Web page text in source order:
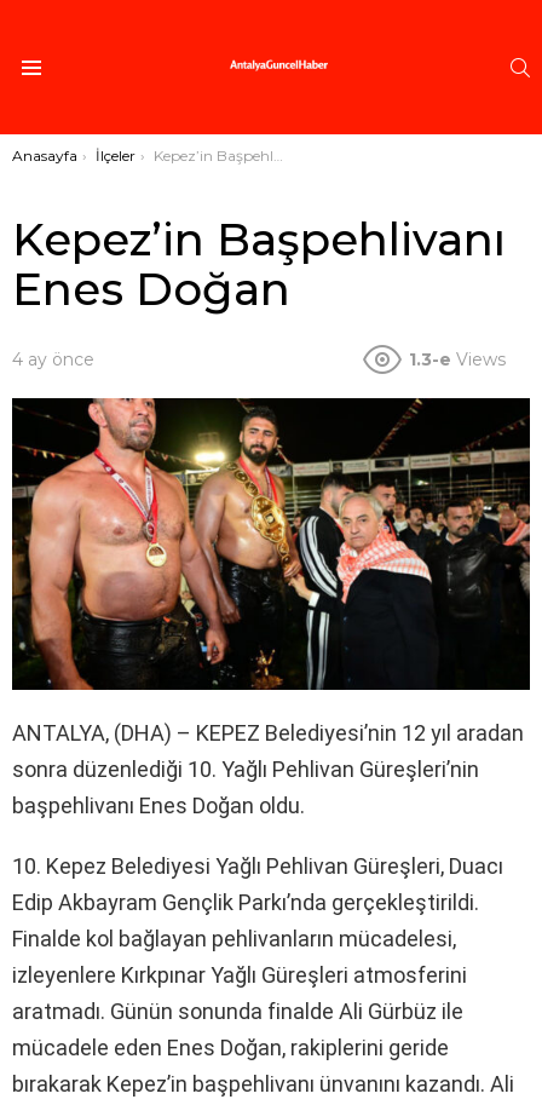
Buradasınız:
Anasayfa İlçeler Kepez’in Başpehlivanı Enes Doğan
Kepez’in Başpehlivanı
Enes Doğan
4 ay önce 1.3-e Views
ANTALYA, (DHA) – KEPEZ Belediyesi’nin 12 yıl aradan
sonra düzenlediği 10. Yağlı Pehlivan Güreşleri’nin
başpehlivanı Enes Doğan oldu.
10. Kepez Belediyesi Yağlı Pehlivan Güreşleri, Duacı
Edip Akbayram Gençlik Parkı’nda gerçekleştirildi.
Finalde kol bağlayan pehlivanların mücadelesi,
izleyenlere Kırkpınar Yağlı Güreşleri atmosferini
aratmadı. Günün sonunda finalde Ali Gürbüz ile
mücadele eden Enes Doğan, rakiplerini geride
bırakarak Kepez’in başpehlivanı ünvanını kazandı. Ali